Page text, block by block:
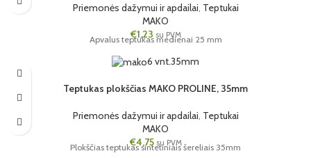
Priemonės dažymui ir apdailai, Teptukai
MAKO
€1,23 su PVM
Apvalus teptukas medienai 25 mm
6 vnt.35mm
Teptukas plokščias MAKO PROLINE, 35mm
Priemonės dažymui ir apdailai, Teptukai
MAKO
€4,75 su PVM
Plokščias teptukas sintetiniais šereliais 35mm